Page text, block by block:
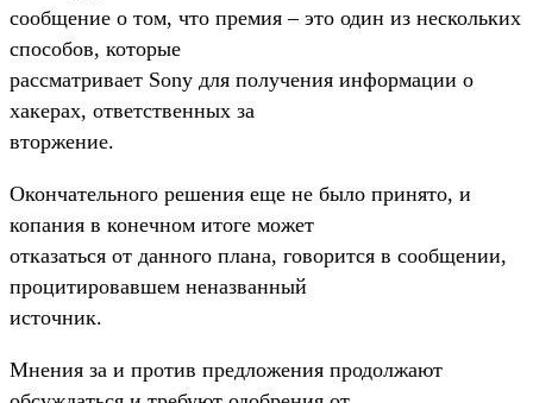
сообщение о том, что премия – это один из нескольких
способов, которые
рассматривает Sony для получения информации о
хакерах, ответственных за
вторжение.
Окончательного решения еще не было принято, и
копания в конечном итоге может
отказаться от данного плана, говорится в сообщении,
процитировавшем неназванный
источник.
Мнения за и против предложения продолжают